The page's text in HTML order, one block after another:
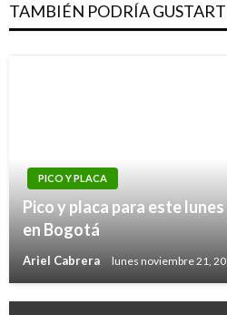
TAMBIÉN PODRÍA
PICO Y PLACA
Pico y placa para este
en Bogotá
Ariel Cabrera lunes noviembre 21,